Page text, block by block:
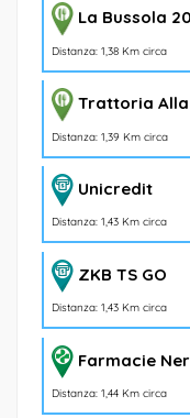
La Bussola
Distanza: 1,38 Km circa
Trattoria
Distanza: 1,39 Km circa
Unicredit
Distanza: 1,43 Km circa
ZKB TS GO
Distanza: 1,43 Km circa
Farmacie
Distanza: 1,44 Km circa